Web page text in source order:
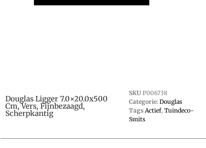
Douglas Ligger 7.0×20.0x500
Cm, Vers, Fijnbezaagd,
Scherpkantig
SKU P006738
Categorie: Douglas
Tags Actief, Tuindeco-
Smits